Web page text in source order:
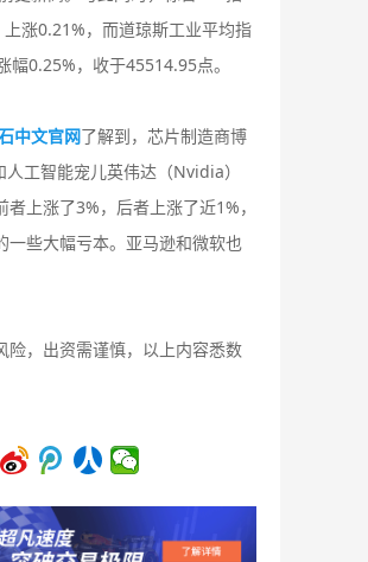
涨0.21%，而道琼斯工业平均指
幅0.25%，收于45514.95点。
中文官网了解到，芯片制造商博
工智能宠儿英伟达（Nvidia）
上涨了3%，后者上涨了近1%，
一些大幅亏本。亚马逊和微软也
险，出资需谨慎，以上内容悉数